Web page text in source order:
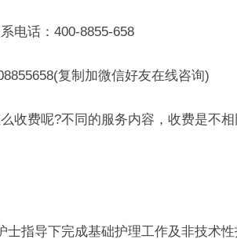
话：400-8855-658
复制加微信好友在线咨询)
费呢?不同的服务内容，收费是不相
指导下完成基础护理工作及非技术性